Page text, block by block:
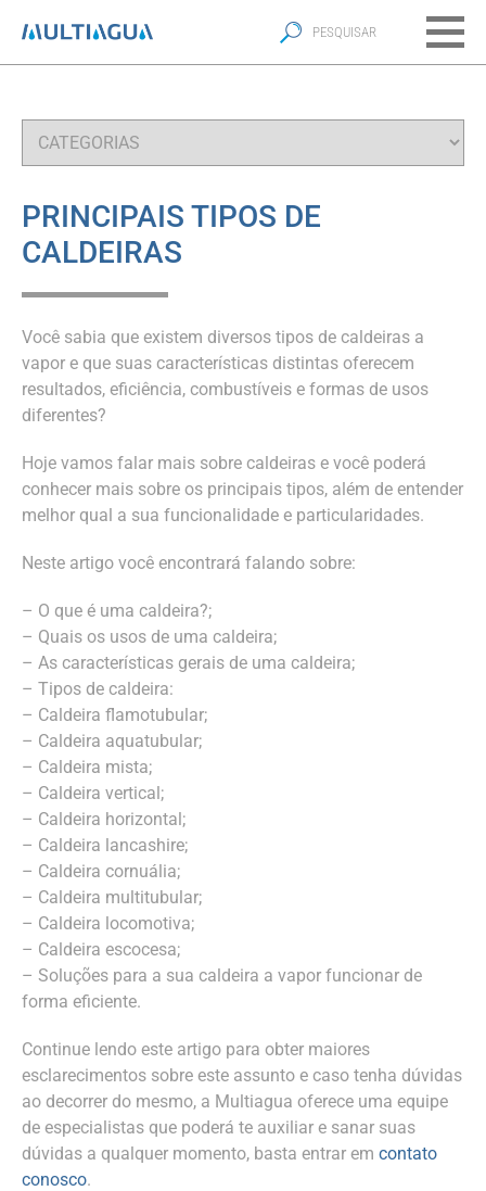
PRINCIPAIS TIPOS DE
CALDEIRAS
Você sabia que existem diversos tipos de caldeiras a
vapor e que suas características distintas oferecem
resultados, eficiência, combustíveis e formas de usos
diferentes?
Hoje vamos falar mais sobre caldeiras e você poderá
conhecer mais sobre os principais tipos, além de entender
melhor qual a sua funcionalidade e particularidades.
Neste artigo você encontrará falando sobre:
– O que é uma caldeira?;
– Quais os usos de uma caldeira;
– As características gerais de uma caldeira;
– Tipos de caldeira:
– Caldeira flamotubular;
– Caldeira aquatubular;
– Caldeira mista;
– Caldeira vertical;
– Caldeira horizontal;
– Caldeira lancashire;
– Caldeira cornuália;
– Caldeira multitubular;
– Caldeira locomotiva;
– Caldeira escocesa;
– Soluções para a sua caldeira a vapor funcionar de
forma eficiente.
Continue lendo este artigo para obter maiores
esclarecimentos sobre este assunto e caso tenha dúvidas
ao decorrer do mesmo, a Multiagua oferece uma equipe
de especialistas que poderá te auxiliar e sanar suas
dúvidas a qualquer momento, basta entrar em contato
conosco.